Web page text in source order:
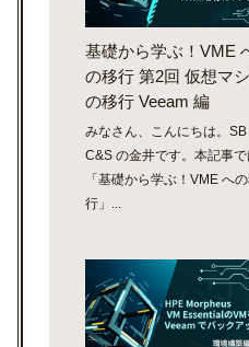
基礎から学ぶ！VME
の移行 第2回 仮想マ
の移行 Veeam 編
みなさん、こんにちは。SB
C&S の金井です。本記事で
「基礎から学ぶ！VME へ
行」...